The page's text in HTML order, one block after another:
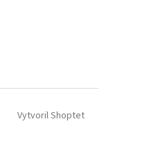
Vytvoril Shoptet